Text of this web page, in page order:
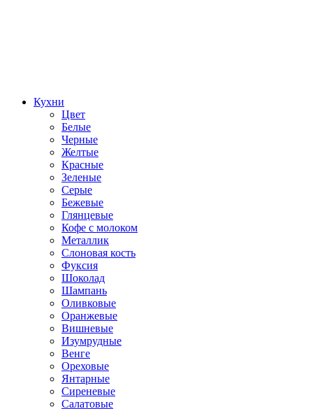
Кухни
Цвет
Белые
Черные
Желтые
Красные
Зеленые
Серые
Бежевые
Глянцевые
Кофе с молоком
Металлик
Слоновая кость
Фуксия
Шоколад
Шампань
Оливковые
Оранжевые
Вишневые
Изумрудные
Венге
Ореховые
Янтарные
Сиреневые
Салатовые